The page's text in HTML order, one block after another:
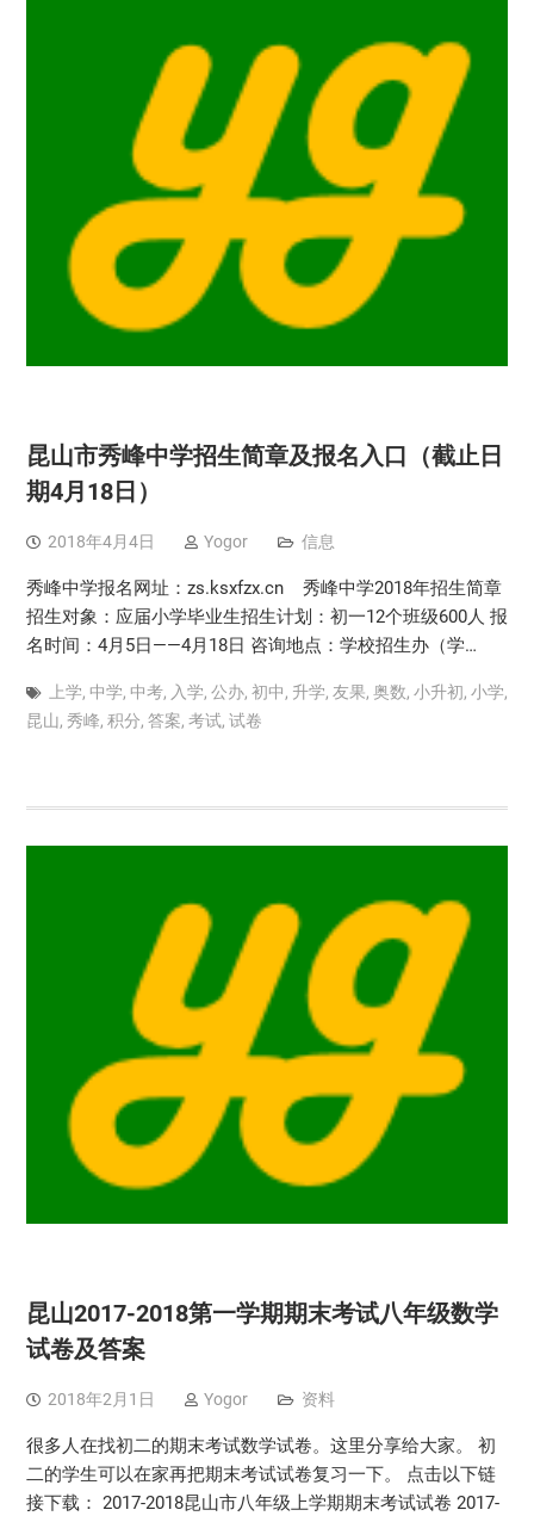
昆山市秀峰中学招生简章及报名入口（截止日
期4月18日）
2018年4月4日 Yogor 信息
秀峰中学报名网址：zs.ksxfzx.cn 秀峰中学2018年招生简章
招生对象：应届小学毕业生招生计划：初一12个班级600人 报
名时间：4月5日——4月18日 咨询地点：学校招生办（学…
上学, 中学, 中考, 入学, 公办, 初中, 升学, 友果, 奥数, 小升初, 小学,
昆山, 秀峰, 积分, 答案, 考试, 试卷
昆山2017-2018第一学期期末考试八年级数学
试卷及答案
2018年2月1日 Yogor 资料
很多人在找初二的期末考试数学试卷。这里分享给大家。 初
二的学生可以在家再把期末考试试卷复习一下。 点击以下链
接下载： 2017-2018昆山市八年级上学期期末考试试卷 2017-